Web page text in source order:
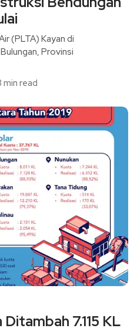
(PLTA) Kayan di
Provinsi
min read
7.115 KL